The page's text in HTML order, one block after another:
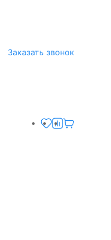
Заказать звонок